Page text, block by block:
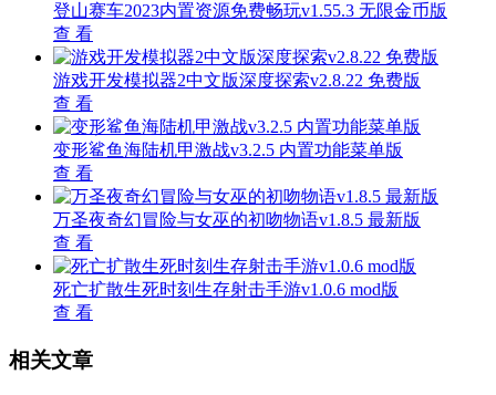
登山赛车2023内置资源免费畅玩v1.55.3 无限金币版
查 看
游戏开发模拟器2中文版深度探索v2.8.22 免费版
查 看
变形鲨鱼海陆机甲激战v3.2.5 内置功能菜单版
查 看
万圣夜奇幻冒险与女巫的初吻物语v1.8.5 最新版
查 看
死亡扩散生死时刻生存射击手游v1.0.6 mod版
查 看
相关文章